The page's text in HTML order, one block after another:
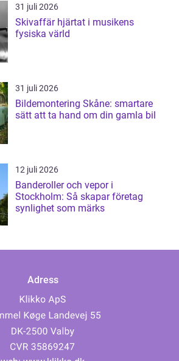
31 juli 2026
Skivaffär hjärtat i musikens
fysiska värld
31 juli 2026
Bildemontering Skåne: smartare
sätt att ta hand om din gamla bil
12 juli 2026
Banderoller och vepor i
Stockholm: Så skapar företag
synlighet som märks
Adress